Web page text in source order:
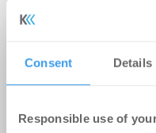
Consent Details
Responsible use of
Positive